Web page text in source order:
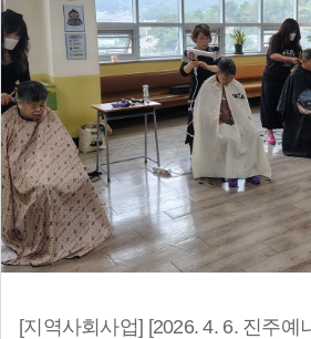
[지역사회사업] [2026. 4. 6. 진주예